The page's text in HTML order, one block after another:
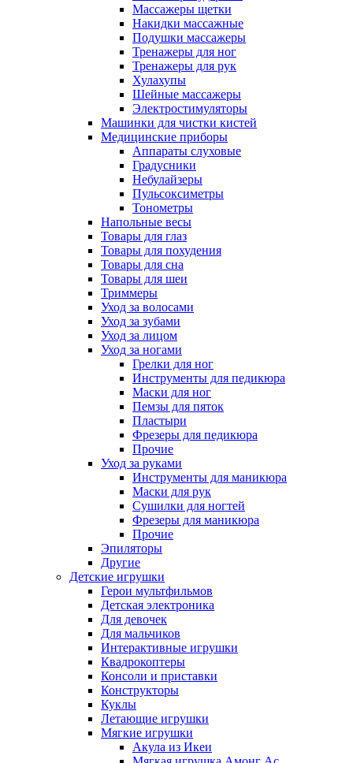
Массажеры щетки
Накидки массажные
Подушки массажеры
Тренажеры для ног
Тренажеры для рук
Хулахупы
Шейные массажеры
Электростимуляторы
Машинки для чистки кистей
Медицинские приборы
Аппараты слуховые
Градусники
Небулайзеры
Пульсоксиметры
Тонометры
Напольные весы
Товары для глаз
Товары для похудения
Товары для сна
Товары для шеи
Триммеры
Уход за волосами
Уход за зубами
Уход за лицом
Уход за ногами
Грелки для ног
Инструменты для педикюра
Маски для ног
Пемзы для пяток
Пластыри
Фрезеры для педикюра
Прочие
Уход за руками
Инструменты для маникюра
Маски для рук
Сушилки для ногтей
Фрезеры для маникюра
Прочие
Эпиляторы
Другие
Детские игрушки
Герои мультфильмов
Детская электроника
Для девочек
Для мальчиков
Интерактивные игрушки
Квадрокоптеры
Консоли и приставки
Конструкторы
Куклы
Летающие игрушки
Мягкие игрушки
Акула из Икеи